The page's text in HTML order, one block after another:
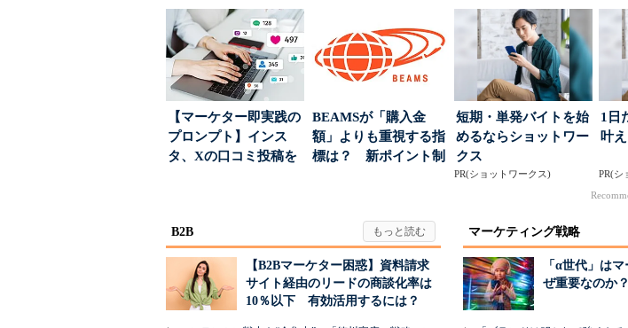
る“One to On...
に残された打ち...
とは
【マーケター即実践の
プロンプト】インス
タ、Xの口コミ投稿を
BEAMSが「購入金
額」よりも重視する指
標は？ 新ポイント制
短期・単発バイトを始
めるならショットワー
クス
PR(ショットワークス)
1日
叶
PR(シ
B2B
【B2Bマーケター困惑】資料請求
サイト経由のリードの商談化率は
10％以下 有効活用するには？
マーケティング戦略
「α世代」は
ぜ重要なのか？